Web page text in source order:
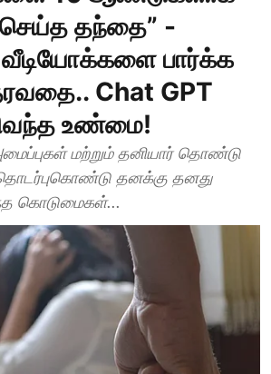
செய்த தந்தை” -
பார்க்க
Chat GPT
உண்மை!
மற்றும் தனியார் தொண்டு
தனக்கு தனது
கொடுமைகள்...